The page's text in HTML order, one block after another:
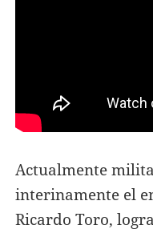
Actualmente
interinamente el
Ricardo Toro,